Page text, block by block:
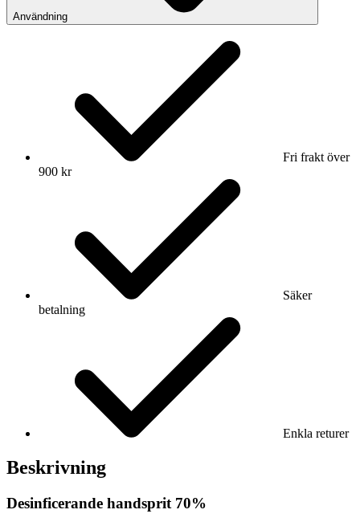
Användning
Fri frakt över
900 kr
Säker
betalning
Enkla returer
Beskrivning
Desinficerande handsprit 70%